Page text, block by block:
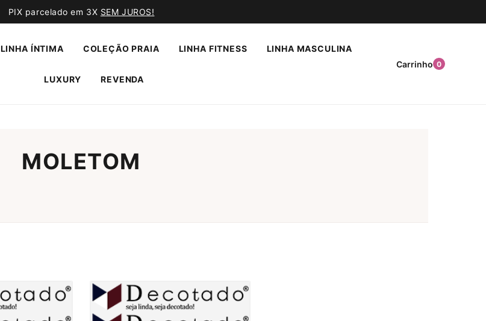
PIX parcelado em 3X SEM JUROS!
LINHA ÍNTIMA COLEÇÃO PRAIA LINHA FITNESS LINHA MASCULINA
LUXURY REVENDA
Carrinho 0
MOLETOM